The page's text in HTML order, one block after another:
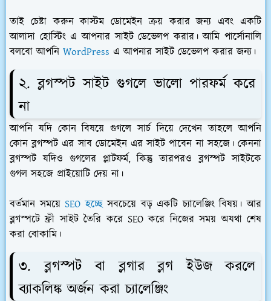
তাই চেষ্টা করুন কাস্টম ডোমেইন ক্রয় করার জন্য এবং একটি
আলাদা হোস্টিং এ আপনার সাইট ডেভেলপ করার।আমি পার্সোনালি
বলবো আপনি WordPress এ আপনার সাইট ডেভেলপ করার জন্য।
২. ব্লগস্পট সাইট গুগলে ভালো পারফর্ম করে
না
আপনি যদি কোন বিষয়ে গুগলে সার্চ দিয়ে দেখেন তাহলে আপনি
কোন ব্লগস্পট এর সাব ডোমেইন এর সাইট পাবেন না সহজে। কেননা
ব্লগস্পট যদিও গুগলের প্লাটফর্ম, কিন্তু তারপরও ব্লগস্পট সাইটকে
গুগল সহজে প্রাইয়োটি দেয় না।
বর্তমান সময়ে SEO হচ্ছেসবচেয়ে বড় একটি চ্যালেঞ্জিং বিষয়। আর
ব্লগস্পটে ফ্রী সাইট তৈরি করে SEO করে নিজের সময় অযথা শেষ
করা বোকামি।
৩. ব্লগস্পট বা ব্লগার ব্লগ ইউজ করলে
ব্যাকলিঙ্ক অর্জন করা চ্যালেঞ্জিং